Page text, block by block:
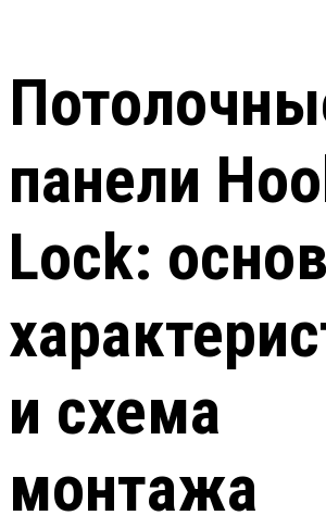
панели
Lock:
и схема
монтажа